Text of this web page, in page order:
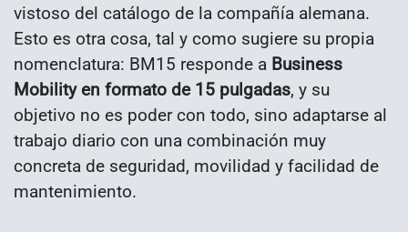
vistoso del catálogo de la compañía alemana.
Esto es otra cosa, tal y como sugiere su propia
nomenclatura: BM15 responde a Business
Mobility en formato de 15 pulgadas, y su
objetivo no es poder con todo, sino adaptarse al
trabajo diario con una combinación muy
concreta de seguridad, movilidad y facilidad de
mantenimiento.